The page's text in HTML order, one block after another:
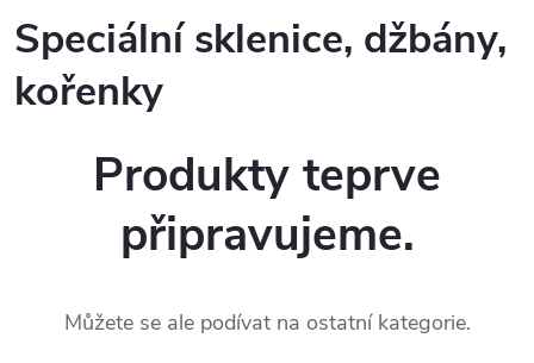
Speciální sklenice, džbány,
kořenky
Produkty teprve
připravujeme.
Můžete se ale podívat na ostatní kategorie.